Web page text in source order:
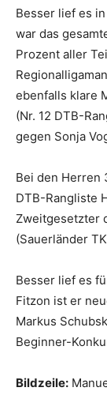
Besser lief es
war das
Prozent aller
ebenfalls klare
(Nr. 12 DTB-
gegen Sonja
Bei den Herren
DTB-Rangliste
Zweitgesetzter
(Sauerländer
Besser lief es
Fitzon ist er
Markus
Beginner-
Bildzeile: